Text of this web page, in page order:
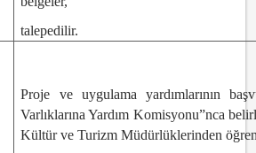
talepedilir.
Proje ve uygulama yardımlarının
Varlıklarına Yardım Komisyonu”nca
Kültür ve Turizm Müdürlüklerinden